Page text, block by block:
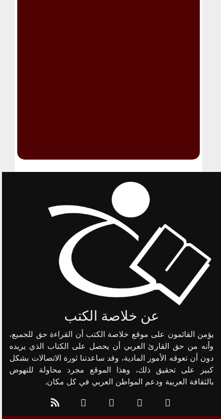
عن خلاصة الكتب
يؤمن القائمون على موقع خلاصة الكتب أن القراءة حق للجميع،
وأنه من حق القارئ العربي أن يحصل على الكتاب الذي يريده
دون أن تعوقه الأمور المادية، وقد ساعدتنا ثورة الاتصالات بشكل
كبير على تحقيق ذلك، وهذا الموقع مجرد محاولة للنهوض
بالثقافة العربية ودعم المواطن العربي في كل مكان.